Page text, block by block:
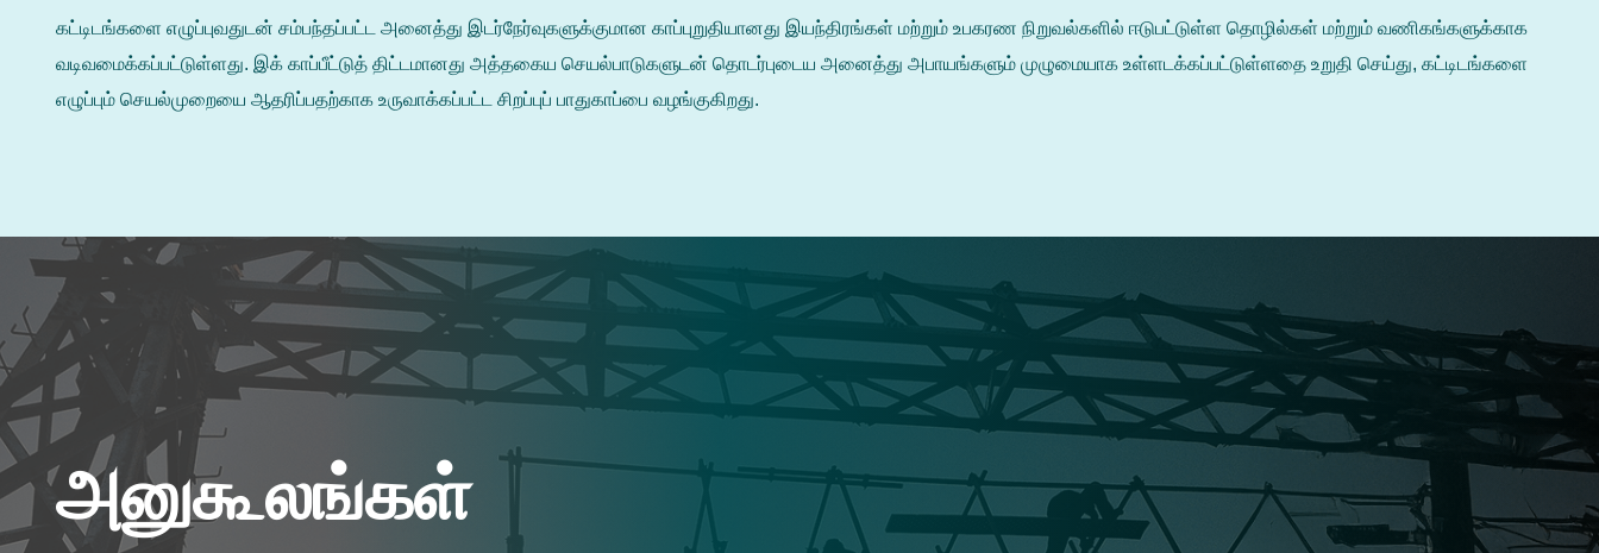
கட்டிடங்களை எழுப்புவதுடன் சம்பந்தப்பட்ட அனைத்து இடர்நேர்வுகளுக்குமான காப்புறுதியானது இயந்திரங்கள் மற்றும் உபகரண நிறுவல்களில் ஈடுபட்டுள்ள தொழில்கள் மற்றும் வணிகங்களுக்காக
வடிவமைக்கப்பட்டுள்ளது. இக் காப்பீட்டுத் திட்டமானது அத்தகைய செயல்பாடுகளுடன் தொடர்புடைய அனைத்து அபாயங்களும் முழுமையாக உள்ளடக்கப்பட்டுள்ளதை உறுதி செய்து, கட்டிடங்களை
எழுப்பும் செயல்முறையை ஆதரிப்பதற்காக உருவாக்கப்பட்ட சிறப்புப் பாதுகாப்பை வழங்குகிறது.
அனுகூலங்கள்